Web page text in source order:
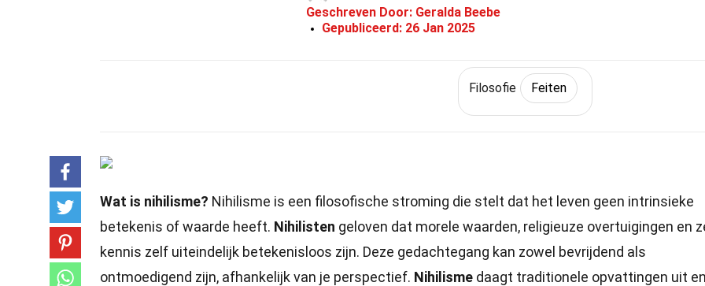
Geschreven Door: Geralda Beebe
Gepubliceerd: 26 Jan 2025
Filosofie Feiten
Wat is nihilisme? Nihilisme is een filosofische stroming die stelt dat het leven geen intrinsieke
betekenis of waarde heeft. Nihilisten geloven dat morele waarden, religieuze overtuigingen en
kennis zelf uiteindelijk betekenisloos zijn. Deze gedachtegang kan zowel bevrijdend als
ontmoedigend zijn, afhankelijk van je perspectief. Nihilisme daagt traditionele opvattingen uit en